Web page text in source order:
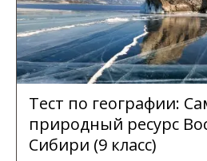
Тест по географии:
природный ресурс
Сибири (9 класс)